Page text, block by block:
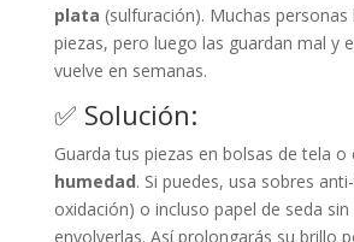
plata (sulfuración). Muchas personas
piezas, pero luego las guardan mal y
vuelve en semanas.
✅ Solución:
Guarda tus piezas en bolsas de tela o
humedad. Si puedes, usa sobres
oxidación) o incluso papel de seda
envolverlas. Así prolongarás su brillo